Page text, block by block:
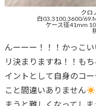
クロ
白03.3100.3600/
ケース径41mm
んーーー！！！かっこい
リ決まりますね！！も
イントとして自身のコ
こと間違いありません